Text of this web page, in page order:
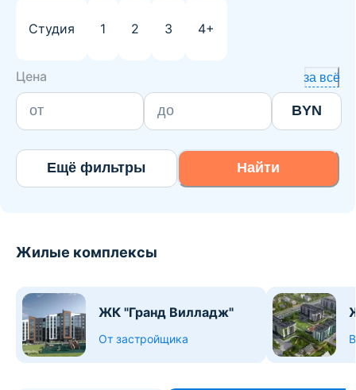
Студия 1 2 3 4+
Цена за всё
BYN
Ещё фильтры Найти
Жилые комплексы
ЖК "Гранд Вилладж"
От застройщика